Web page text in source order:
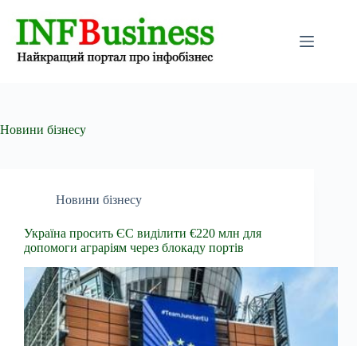
Новини бізнесу
Новини бізнесу
Україна просить ЄС виділити €220 млн для
допомоги аграріям через блокаду портів